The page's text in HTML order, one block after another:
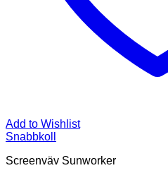
Add to Wishlist
Snabbkoll
Screenväv Sunworker